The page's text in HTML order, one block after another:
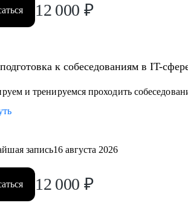
12 000 ₽
к собеседованиям в IT-
и тренируемся проходить
запись16 августа 2026
12 000 ₽